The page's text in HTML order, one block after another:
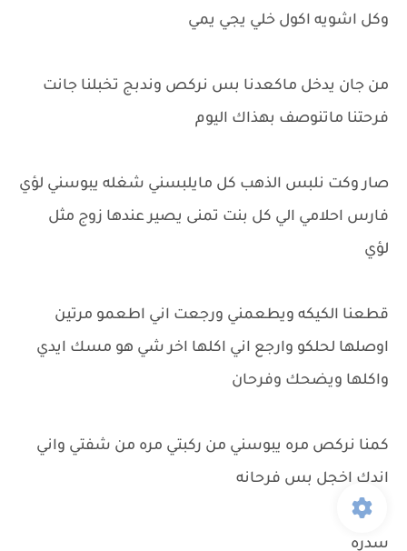
وكل اشويه اكول خلي يجي يمي
من جان يدخل ماكعدنا بس نركص وندبج تخبلنا جانت
فرحتنا ماتنوصف بهذاك اليوم
صار وكت نلبس الذهب كل مايلبسني شغله يبوسني لؤي
فارس احلامي الي كل بنت تمنى يصير عندها زوج مثل
لؤي
قطعنا الكيكه ويطعمني ورجعت اني اطعمو مرتين
اوصلها لحلكو وارجع اني اكلها اخر شي هو مسك ايدي
واكلها ويضحك وفرحان
كمنا نركص مره يبوسني من ركبتي مره من شفتي واني
اندك اخجل بس فرحانه
سدره